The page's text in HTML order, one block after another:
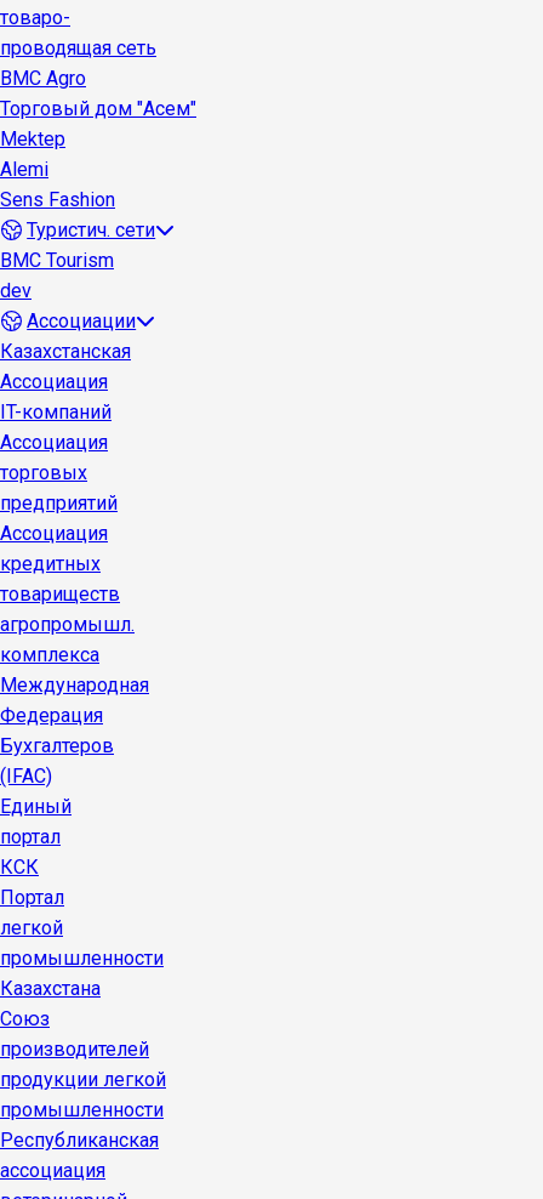
товаро-
проводящая сеть
BMC Agro
Торговый дом "Асем"
Mektep
Alemi
Sens Fashion
Туристич. сети
BMC Tourism
dev
Ассоциации
Казахстанская
Ассоциация
IT-компаний
Ассоциация
торговых
предприятий
Ассоциация
кредитных
товариществ
агропромышл.
комплекса
Международная
Федерация
Бухгалтеров
(IFAC)
Единый
портал
КСК
Портал
легкой
промышленности
Казахстана
Союз
производителей
продукции легкой
промышленности
Республиканская
ассоциация